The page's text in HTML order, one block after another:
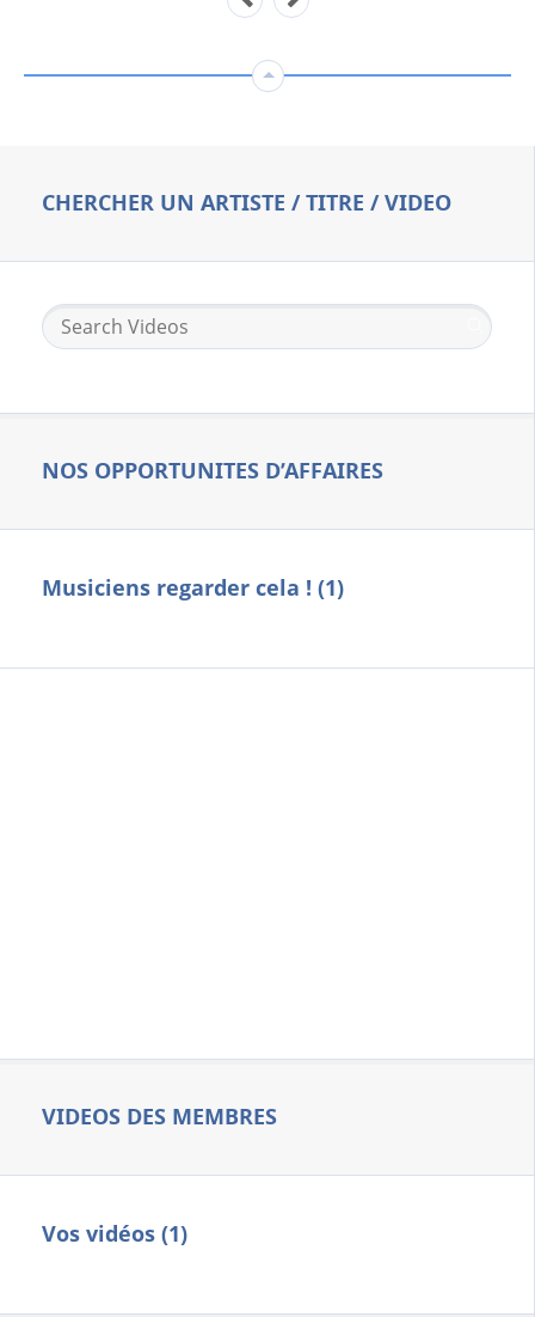
CHERCHER UN ARTISTE / TITRE / VIDEO
NOS OPPORTUNITES D’AFFAIRES
Musiciens regarder cela ! (1)
VIDEOS DES MEMBRES
Vos vidéos (1)